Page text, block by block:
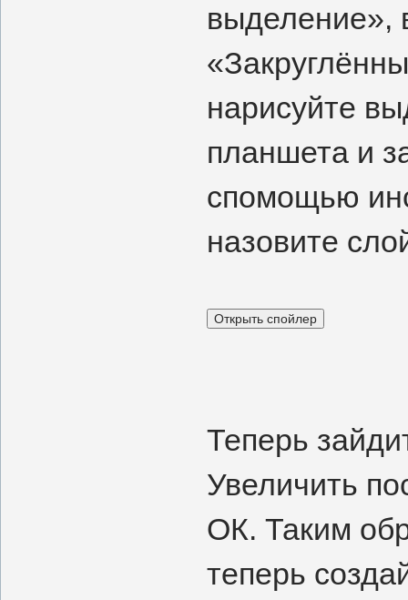
выделение»,
нарисуйте
планшета и
спомощью
назовите
Теперь
Увеличить
ОК. Таким
теперь